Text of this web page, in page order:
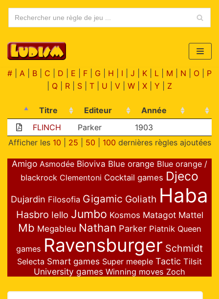
Aller
au
contenu
# A B C D E F G H I J K L M N O
P
Q R S T U V W X Y Z
Titre Editeur
Année
FLINCH
Parker
1903
Afficher les 10 25 50 100 dernières règles ajoutées
Amigo Asmodée Bioviva Blue orange Blue orange /
blackrock Clementoni Cocktail games Djeco
Dujardin Filosofia Gigamic Goliath Haba
Hasbro Iello Jumbo Kosmos Matagot Mattel
Mb Megableu Nathan Parker Piatnik Queen
games Ravensburger Schmidt
Selecta Smart games Super meeple Tactic Tilsit
University games Winning moves Zoch